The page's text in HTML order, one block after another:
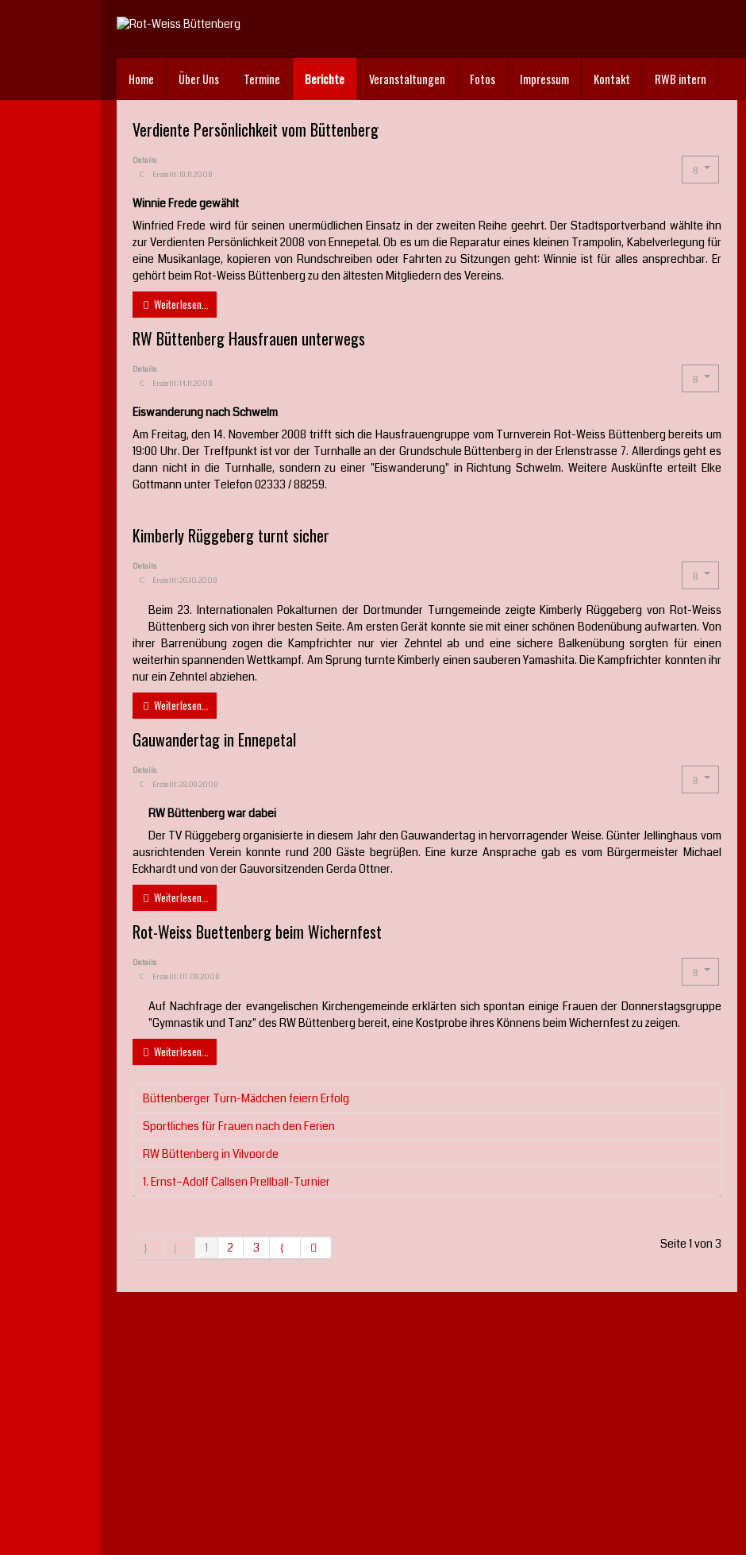
Home Über Uns Termine Berichte Veranstaltungen Fotos Impressum Kontakt RWB intern
Verdiente Persönlichkeit vom Büttenberg
Details
Erstellt: 19.11.2008
Winnie Frede gewählt
Winfried Frede wird für seinen unermüdlichen Einsatz in der zweiten Reihe geehrt. Der Stadtsportverband wählte ihn
zur Verdienten Persönlichkeit 2008 von Ennepetal. Ob es um die Reparatur eines kleinen Trampolin, Kabelverlegung für
eine Musikanlage, kopieren von Rundschreiben oder Fahrten zu Sitzungen geht: Winnie ist für alles ansprechbar. Er
gehört beim Rot-Weiss Büttenberg zu den ältesten Mitgliedern des Vereins.
Weiterlesen...
RW Büttenberg Hausfrauen unterwegs
Details
Erstellt: 14.11.2008
Eiswanderung nach Schwelm
Am Freitag, den 14. November 2008 trifft sich die Hausfrauengruppe vom Turnverein Rot-Weiss Büttenberg bereits um
19:00 Uhr. Der Treffpunkt ist vor der Turnhalle an der Grundschule Büttenberg in der Erlenstrasse 7. Allerdings geht es
dann nicht in die Turnhalle, sondern zu einer "Eiswanderung" in Richtung Schwelm. Weitere Auskünfte erteilt Elke
Gottmann unter Telefon 02333 / 88259.
Kimberly Rüggeberg turnt sicher
Details
Erstellt: 26.10.2008
Beim 23. Internationalen Pokalturnen der Dortmunder Turngemeinde zeigte Kimberly Rüggeberg von Rot-Weiss
Büttenberg sich von ihrer besten Seite. Am ersten Gerät konnte sie mit einer schönen Bodenübung aufwarten. Von
ihrer Barrenübung zogen die Kampfrichter nur vier Zehntel ab und eine sichere Balkenübung sorgten für einen
weiterhin spannenden Wettkampf. Am Sprung turnte Kimberly einen sauberen Yamashita. Die Kampfrichter konnten ihr
nur ein Zehntel abziehen.
Weiterlesen...
Gauwandertag in Ennepetal
Details
Erstellt: 28.09.2008
RW Büttenberg war dabei
Der TV Rüggeberg organisierte in diesem Jahr den Gauwandertag in hervorragender Weise. Günter Jellinghaus vom
ausrichtenden Verein konnte rund 200 Gäste begrüßen. Eine kurze Ansprache gab es vom Bürgermeister Michael
Eckhardt und von der Gauvorsitzenden Gerda Ottner.
Weiterlesen...
Rot-Weiss Buettenberg beim Wichernfest
Details
Erstellt: 07.09.2008
Auf Nachfrage der evangelischen Kirchengemeinde erklärten sich spontan einige Frauen der Donnerstagsgruppe
"Gymnastik und Tanz" des RW Büttenberg bereit, eine Kostprobe ihres Könnens beim Wichernfest zu zeigen.
Weiterlesen...
Büttenberger Turn-Mädchen feiern Erfolg
Sportliches für Frauen nach den Ferien
RW Büttenberg in Vilvoorde
1. Ernst–Adolf Callsen Prellball-Turnier
Seite 1 von 3
1 2 3